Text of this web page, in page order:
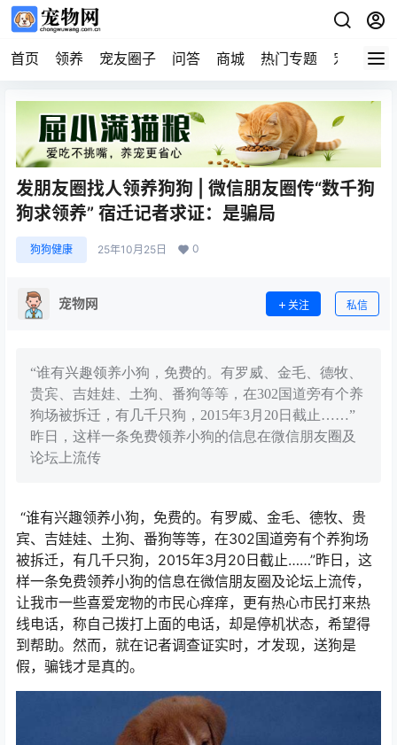
首页 领养 宠友圈子 问答 商城 热门专题 宠物企业
发朋友圈找人领养狗狗 | 微信朋友圈传“数千狗
狗求领养” 宿迁记者求证：是骗局
狗狗健康 25年10月25日 0
宠物网 关注 私信
“谁有兴趣领养小狗，免费的。有罗威、金毛、德牧、
贵宾、吉娃娃、土狗、番狗等等，在302国道旁有个养
狗场被拆迁，有几千只狗，2015年3月20日截止……”
昨日，这样一条免费领养小狗的信息在微信朋友圈及
论坛上流传
“谁有兴趣领养小狗，免费的。有罗威、金毛、德牧、贵
宾、吉娃娃、土狗、番狗等等，在302国道旁有个养狗场
被拆迁，有几千只狗，2015年3月20日截止……”昨日，这
样一条免费领养小狗的信息在微信朋友圈及论坛上流传，
让我市一些喜爱宠物的市民心痒痒，更有热心市民打来热
线电话，称自己拨打上面的电话，却是停机状态，希望得
到帮助。然而，就在记者调查证实时，才发现，送狗是
假，骗钱才是真的。